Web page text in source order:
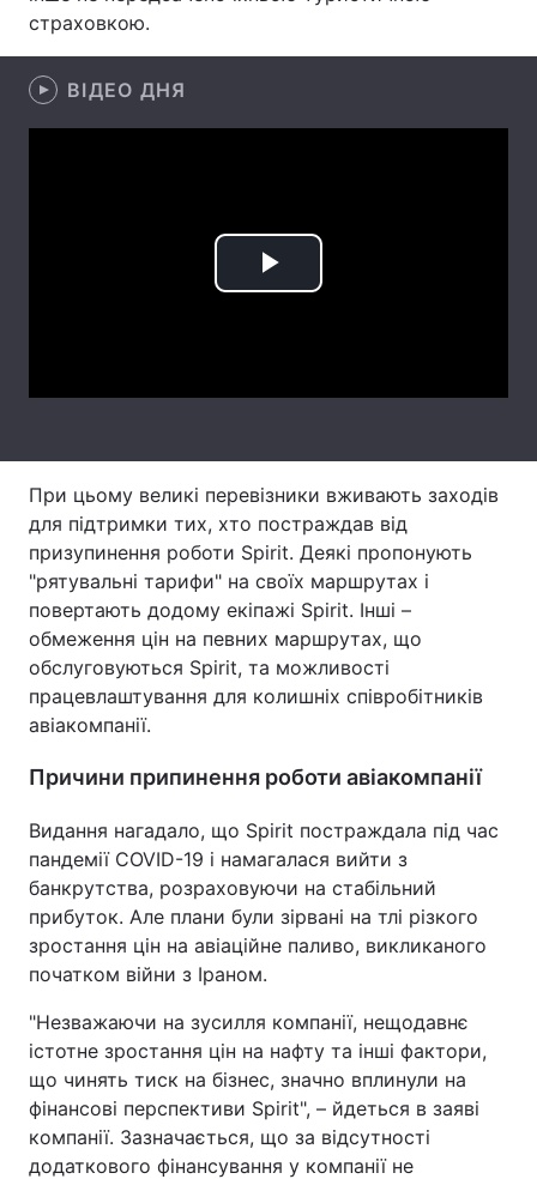
Архів
страховкою.
ВІДЕО ДНЯ
Play
При цьому великі перевізники вживають заходів
для підтримки тих, хто постраждав від
призупинення роботи Spirit. Деякі пропонують
"рятувальні тарифи" на своїх маршрутах і
повертають додому екіпажі Spirit. Інші –
обмеження цін на певних маршрутах, що
обслуговуються Spirit, та можливості
працевлаштування для колишніх співробітників
авіакомпанії.
Причини припинення роботи авіакомпанії
Видання нагадало, що Spirit постраждала під час
пандемії COVID-19 і намагалася вийти з
банкрутства, розраховуючи на стабільний
прибуток. Але плани були зірвані на тлі різкого
зростання цін на авіаційне паливо, викликаного
початком війни з Іраном.
"Незважаючи на зусилля компанії, нещодавнє
істотне зростання цін на нафту та інші фактори,
що чинять тиск на бізнес, значно вплинули на
фінансові перспективи Spirit", – йдеться в заяві
компанії. Зазначається, що за відсутності
додаткового фінансування у компанії не